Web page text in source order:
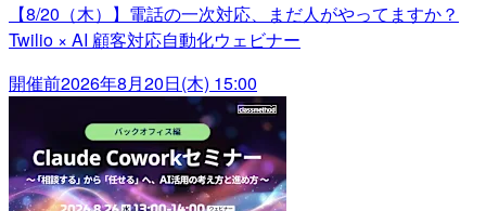
【8/20（木）】電話の一次対応、まだ人がやってますか？
Twilio × AI 顧客対応自動化ウェビナー
開催前2026年8月20日(木) 15:00